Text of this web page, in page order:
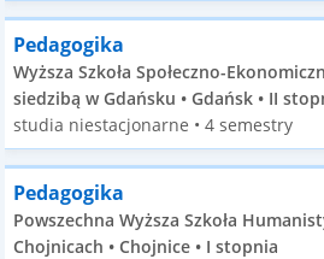
Pedagogika
Wyższa Szkoła Społeczno-
siedzibą w Gdańsku • Gdańsk • II
studia niestacjonarne • 4 semestry
Pedagogika
Powszechna Wyższa Szkoła
Chojnicach • Chojnice • I stopnia